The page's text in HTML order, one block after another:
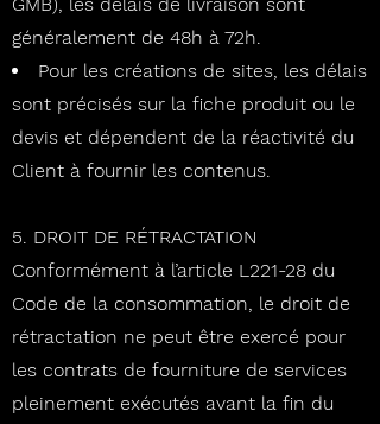
généralement de 48h à 72h.
Pour les créations de sites, les délais
sont précisés sur la fiche produit ou le
devis et dépendent de la réactivité du
Client à fournir les contenus.
5. DROIT DE RÉTRACTATION
Conformément à l’article L221-28 du
Code de la consommation, le droit de
rétractation ne peut être exercé pour
les contrats de fourniture de services
pleinement exécutés avant la fin du